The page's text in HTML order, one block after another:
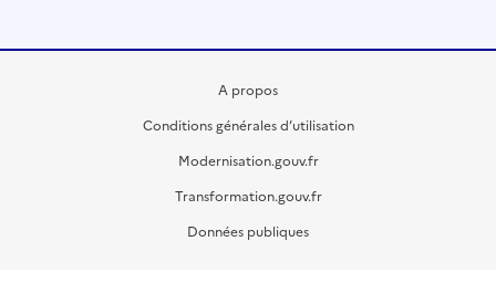
A propos
Conditions générales d’utilisation
Modernisation.gouv.fr
Transformation.gouv.fr
Données publiques